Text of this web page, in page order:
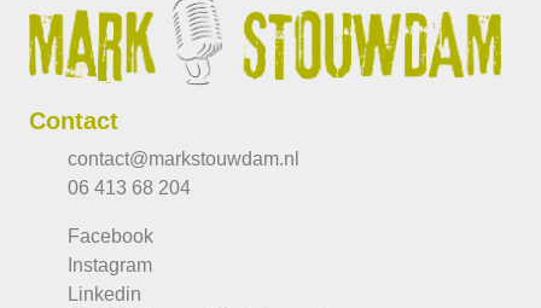
Contact
contact@markstouwdam.nl
06 413 68 204
Facebook
Instagram
Linkedin